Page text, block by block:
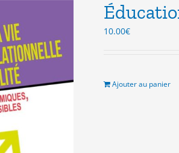
10.00€
Ajouter au panier